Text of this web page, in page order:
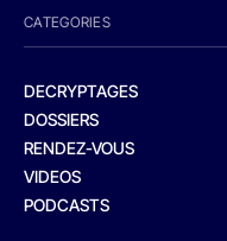
CATEGORIES
DECRYPTAGES
DOSSIERS
RENDEZ-VOUS
VIDEOS
PODCASTS